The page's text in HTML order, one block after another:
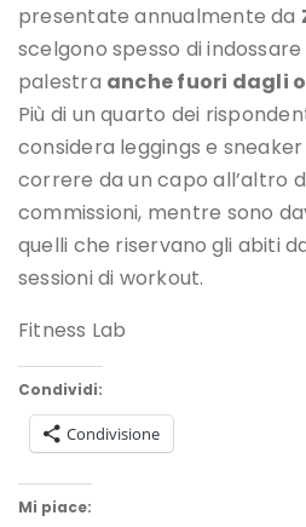
presentate annualmente da
scelgono spesso di
palestra anche fuori dagli
Più di un quarto dei
considera leggings e
correre da un capo all’altro
commissioni, mentre sono
quelli che riservano gli abiti
sessioni di workout.
Fitness Lab
Condividi:
Condivisione
Mi piace: